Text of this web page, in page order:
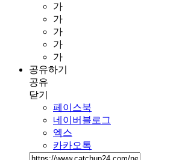
가
가
가
가
가
공유하기
공유
닫기
페이스북
네이버블로그
엑스
카카오톡